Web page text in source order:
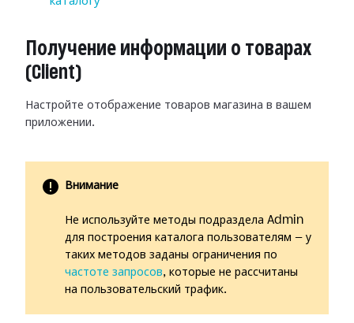
Получение информации о товарах
(Client)
Настройте отображение товаров магазина в вашем
приложении.
Внимание
Не используйте методы подраздела Admin
для построения каталога пользователям — у
таких методов заданы ограничения по
частоте запросов, которые не рассчитаны
на пользовательский трафик.